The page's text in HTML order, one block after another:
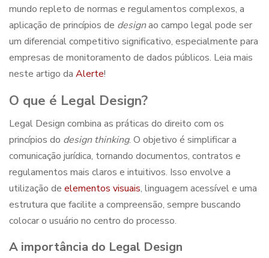
mundo repleto de normas e regulamentos complexos, a
aplicação de princípios de designao campo legal pode ser
um diferencial competitivo significativo, especialmente para
empresas de monitoramento de dados públicos. Leia mais
neste artigo da Alerte!
O que é Legal Design?
Legal Design combina as práticas do direito com os
princípios do design thinking. O objetivo é simplificar a
comunicação jurídica, tornando documentos, contratos e
regulamentos mais claros e intuitivos. Isso envolve a
utilização de elementos visuais, linguagem acessível e uma
estrutura que facilite a compreensão, sempre buscando
colocar o usuário no centro do processo.
A importância do Legal Design